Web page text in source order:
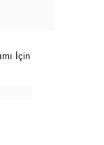
İçin